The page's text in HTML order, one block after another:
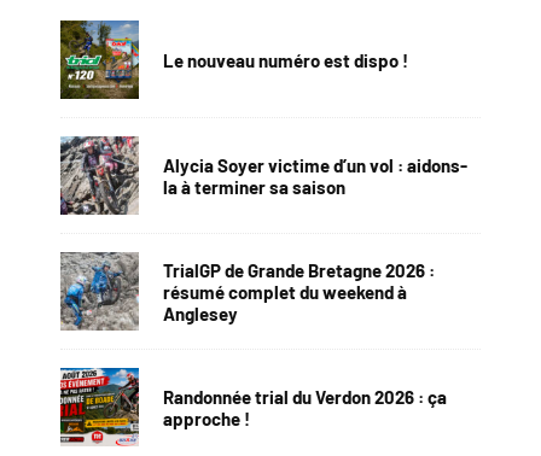
Le nouveau numéro est dispo !
Alycia Soyer victime d’un vol : aidons-
la à terminer sa saison
TrialGP de Grande Bretagne 2026 :
résumé complet du weekend à
Anglesey
Randonnée trial du Verdon 2026 : ça
approche !